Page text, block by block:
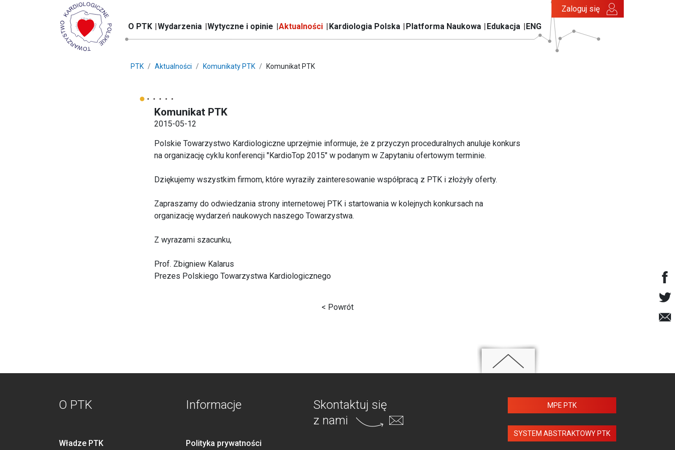
O PTK Wydarzenia Wytyczne i opinie Aktualności Kardiologia Polska Platforma Naukowa Edukacja ENG
Zaloguj się
PTK Aktualności Komunikaty PTK Komunikat PTK
Komunikat PTK
2015-05-12
Polskie Towarzystwo Kardiologiczne uprzejmie informuje, że z przyczyn proceduralnych anuluje konkurs
na organizację cyklu konferencji "KardioTop 2015" w podanym w Zapytaniu ofertowym terminie.
Dziękujemy wszystkim firmom, które wyraziły zainteresowanie współpracą z PTK i złożyły oferty.
Zapraszamy do odwiedzania strony internetowej PTK i startowania w kolejnych konkursach na
organizację wydarzeń naukowych naszego Towarzystwa.
Z wyrazami szacunku,
Prof. Zbigniew Kalarus
Prezes Polskiego Towarzystwa Kardiologicznego
< Powrót
O PTK
Władze PTK
Informacje
Polityka prywatności
Skontaktuj się
z nami
MPE PTK
SYSTEM ABSTRAKTOWY PTK